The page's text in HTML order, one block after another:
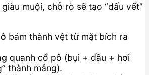
muội, chỗ rò sẽ tạo “dấu vết”
bám thành vệt từ mặt bích ra
quanh cổ pô (bụi + dầu + hơi
thành mảng).